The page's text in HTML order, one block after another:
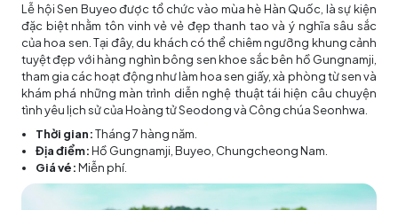
Lễ hội Sen Buyeo được tổ chức vào mùa hè Hàn Quốc, là sự kiện
đặc biệt nhằm tôn vinh vẻ vẻ đẹp thanh tao và ý nghĩa sâu sắc
của hoa sen. Tại đây, du khách có thể chiêm ngưỡng khung cảnh
tuyệt đẹp với hàng nghìn bông sen khoe sắc bên hồ Gungnamji,
tham gia các hoạt động như làm hoa sen giấy, xà phòng từ sen và
khám phá những màn trình diễn nghệ thuật tái hiện câu chuyện
tình yêu lịch sử của Hoàng tử Seodong và Công chúa Seonhwa.
Thời gian:Tháng 7 hàng năm.
Địa điểm:Hồ Gungnamji, Buyeo, Chungcheong Nam.
Giá vé:Miễn phí.